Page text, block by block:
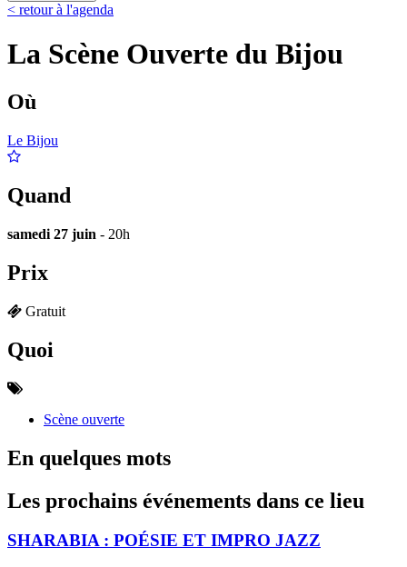
< retour à l'agenda
La Scène Ouverte du Bijou
Où
Le Bijou
Quand
samedi 27 juin - 20h
Prix
Gratuit
Quoi
Scène ouverte
En quelques mots
Les prochains événements dans ce lieu
SHARABIA : POÉSIE ET IMPRO JAZZ